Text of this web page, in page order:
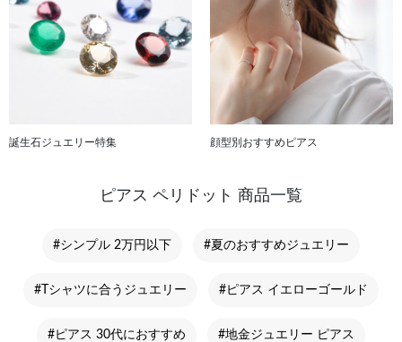
誕生石ジュエリー特集 顔型別おすすめピアス
ピアス ペリドット 商品一覧
#シンプル 2万円以下 #夏のおすすめジュエリー
#Tシャツに合うジュエリー #ピアス イエローゴールド
#ピアス 30代におすすめ #地金ジュエリー ピアス